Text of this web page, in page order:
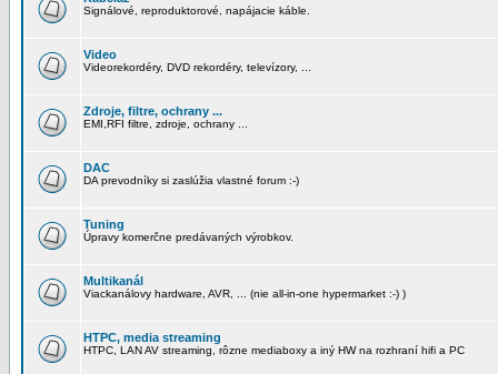
Signálové, reproduktorové, napájacie káble.
Video
Videorekordéry, DVD rekordéry, televízory, ...
Zdroje, filtre, ochrany ...
EMI,RFI filtre, zdroje, ochrany ...
DAC
DA prevodníky si zaslúžia vlastné forum :-)
Tuning
Úpravy komerčne predávaných výrobkov.
Multikanál
Viackanálovy hardware, AVR, ... (nie all-in-one hypermarket :-) )
HTPC, media streaming
HTPC, LAN AV streaming, rôzne mediaboxy a iný HW na rozhraní hifi a PC